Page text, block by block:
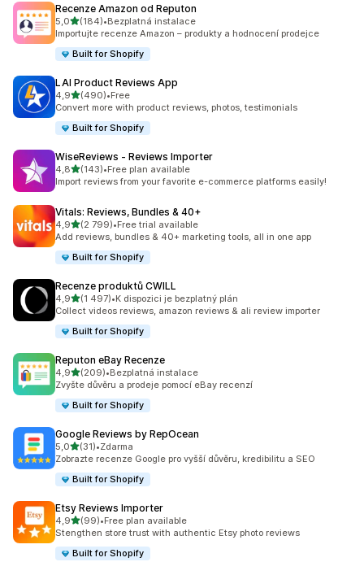
Recenze Amazon od Reputon
5,0z 5 hvězd
(184)
Celkový počet recenzí: 184
•Bezplatná instalace
Importujte recenze Amazon – produkty a hodnocení prodejce
Built for Shopify
LAI Product Reviews App
4,9z 5 hvězd
(490)
Celkový počet recenzí: 490
•Free
Convert more with product reviews, photos, testimonials
Built for Shopify
WiseReviews ‑ Reviews Importer
4,8z 5 hvězd
(143)
Celkový počet recenzí: 143
•Free plan available
Import reviews from your favorite e-commerce platforms easily!
Vitals: Reviews, Bundles & 40+
4,9z 5 hvězd
(2 799)
Celkový počet recenzí: 2799
•Free trial available
Add reviews, bundles & 40+ marketing tools, all in one app
Built for Shopify
Recenze produktů CWILL
4,9z 5 hvězd
(1 497)
Celkový počet recenzí: 1497
•K dispozici je bezplatný plán
Collect videos reviews, amazon reviews & ali review importer
Built for Shopify
Reputon eBay Recenze
4,9z 5 hvězd
(209)
Celkový počet recenzí: 209
•Bezplatná instalace
Zvyšte důvěru a prodeje pomocí eBay recenzí
Built for Shopify
Google Reviews by RepOcean
5,0z 5 hvězd
(31)
Celkový počet recenzí: 31
•Zdarma
Zobrazte recenze Google pro vyšší důvěru, kredibilitu a SEO
Built for Shopify
Etsy Reviews Importer
4,9z 5 hvězd
(99)
Celkový počet recenzí: 99
•Free plan available
Stengthen store trust with authentic Etsy photo reviews
Built for Shopify